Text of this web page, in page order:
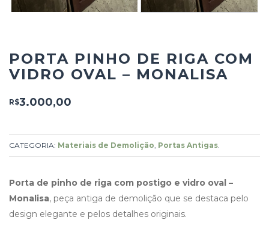
PORTA PINHO DE RIGA COM
VIDRO OVAL – MONALISA
R$3.000,00
CATEGORIA: Materiais de Demolição Portas Antigas
Porta de pinho de riga com postigo e vidro oval –
Monalisa, peça antiga de demolição que se destaca pelo
design elegante e pelos detalhes originais.